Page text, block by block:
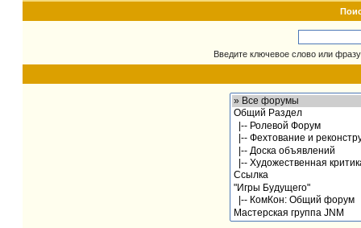
Введите ключевое слово или